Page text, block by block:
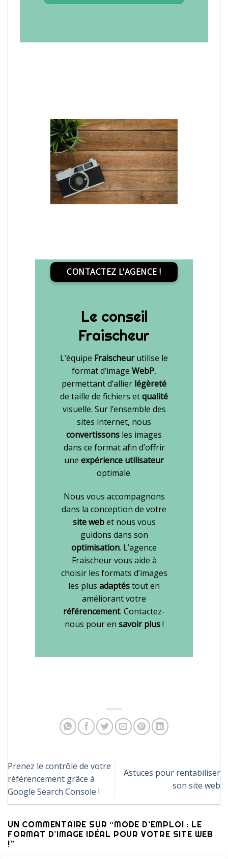
Le conseil
Fraischeur
L’équipe Fraischeurutilise le
format d’image WebP,
permettant d’allier légèreté
de taille de fichiers etqualité
visuelle. Sur l’ensemble des
sites internet, nous
convertissons les images
dans ce format afin d’offrir
une expérience utilisateur
optimale.
Nous vous accompagnons
dans la conception de votre
site webet nous vous
guidons dans son
optimisation. L’agence
Fraischeur vous aide à
choisir les formats d’images
les plus adaptéstout en
améliorant votre
référencement. Contactez-
nous pour en savoir plus!
CONTACTEZ L'AGENCE !
Prenez le contrôle de votre
référencement grâce à
Google Search Console !
Astuces pour rentabiliser
son site web
UN COMMENTAIRE SUR “MODE D’EMPLOI : LE
FORMAT D’IMAGE IDÉAL POUR VOTRE SITE WEB
!”